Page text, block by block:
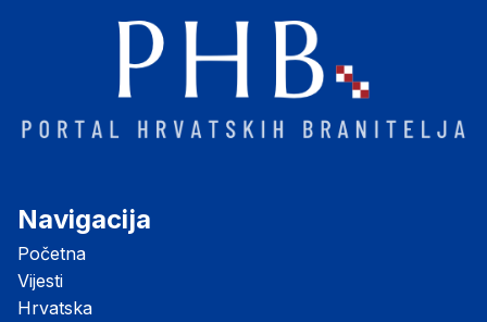
Navigacija
Početna
Vijesti
Hrvatska